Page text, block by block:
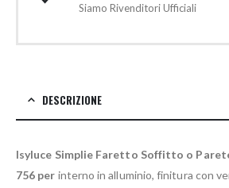
Siamo Rivenditori Ufficiali
DESCRIZIONE
Isyluce Simplie Faretto Soffitto o
756 per interno in alluminio, finitura con